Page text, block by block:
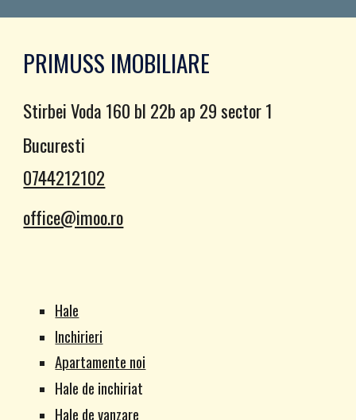
PRIMUSS IMOBILIARE
Stirbei Voda 160 bl 22b ap 29 sector 1
Bucuresti
0744212102
office@imoo.ro
Hale
Inchirieri
Apartamente noi
Hale de inchiriat
Hale de vanzare